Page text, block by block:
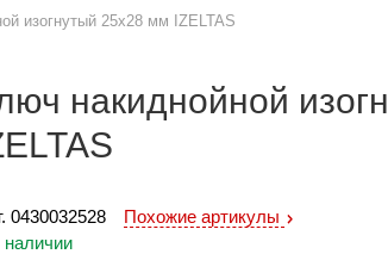
изогнутый 25х28 мм IZELTAS
накиднойной
0430032528
Похожие артикулы
наличии